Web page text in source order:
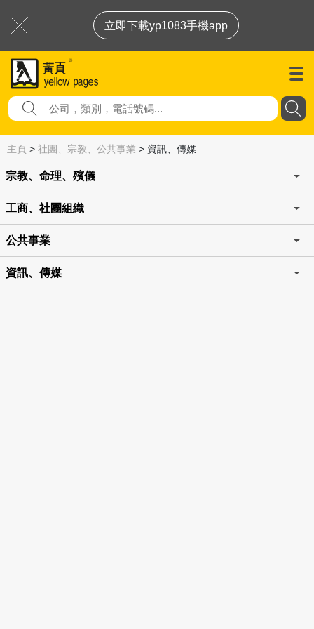
立即下載yp1083手機app
主頁 > 社團、宗教、公共事業 > 資訊、傳媒
宗教、命理、殯儀
工商、社團組織
公共事業
資訊、傳媒